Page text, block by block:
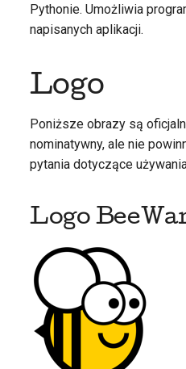
Pythonie. Umożliwia
napisanych aplikacji.
Logo
Poniższe obrazy są
nominatywny, ale nie
pytania dotyczące
Logo